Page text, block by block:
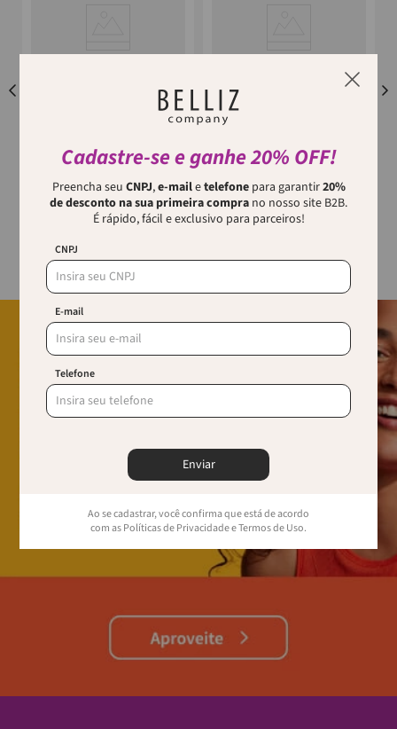
Cadastre-se e ganhe 20% OFF!
Preencha seu CNPJ,e-mailetelefonepara garantir20%
de desconto na sua primeira compra no nosso site B2B.
É rápido, fácil e exclusivo para parceiros!
CNPJ
E-mail
Telefone
Enviar
Ao se cadastrar, você confirma que está de acordo
com as Políticas de Privacidade e Termos de Uso.
Descubra o Duo de Cortadores
de Unha ENOX, desenhados
para proporcionar o melhor
cuidado para suas unhas em
casa ou n...
RICCA
CUTÍCULAS RICCA DISPLAY
linha de cuidado com as mãos.
Óleo de amendoas+oleo de